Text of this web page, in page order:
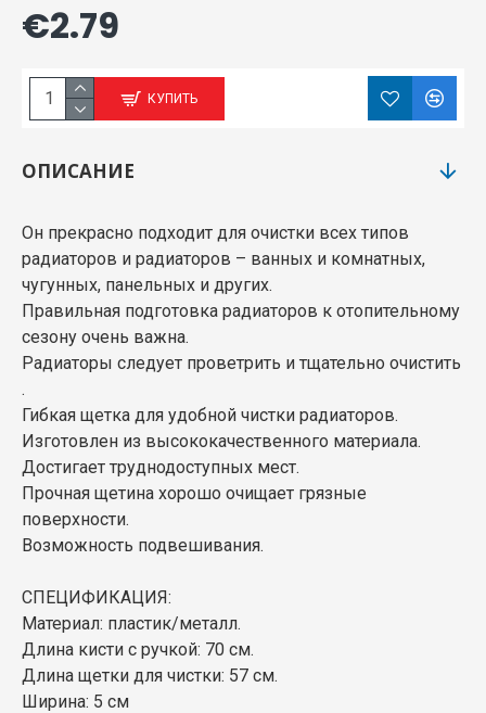
€2.79
КУПИТЬ
ОПИСАНИЕ
Он прекрасно подходит для очистки всех типов
радиаторов и радиаторов – ванных и комнатных,
чугунных, панельных и других.
Правильная подготовка радиаторов к отопительному
сезону очень важна.
Радиаторы следует проветрить и тщательно очистить
.
Гибкая щетка для удобной чистки радиаторов.
Изготовлен из высококачественного материала.
Достигает труднодоступных мест.
Прочная щетина хорошо очищает грязные
поверхности.
Возможность подвешивания.
СПЕЦИФИКАЦИЯ:
Материал: пластик/металл.
Длина кисти с ручкой: 70 см.
Длина щетки для чистки: 57 см.
Ширина: 5 см